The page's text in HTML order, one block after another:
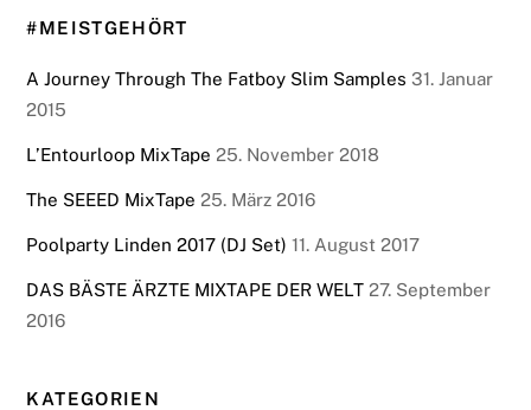
#MEISTGEHÖRT
A Journey Through The Fatboy Slim Samples 31. Januar
2015
L’Entourloop MixTape 25. November 2018
The SEEED MixTape 25. März 2016
Poolparty Linden 2017 (DJ Set) 11. August 2017
DAS BÄSTE ÄRZTE MIXTAPE DER WELT 27. September
2016
KATEGORIEN